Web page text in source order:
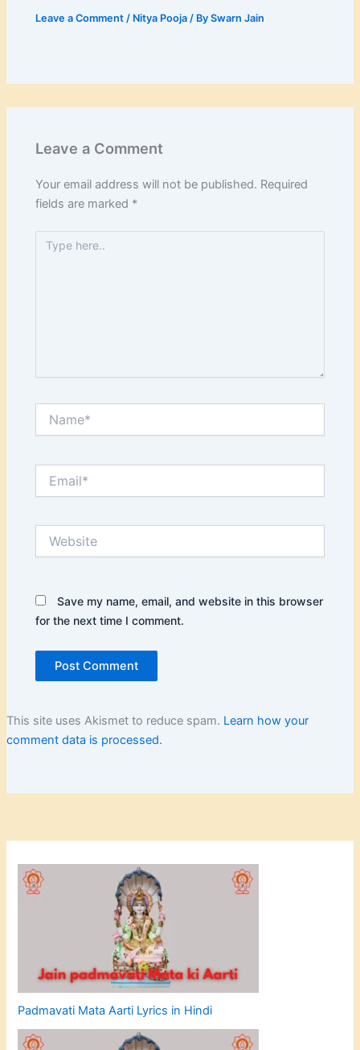
Leave a Comment / Nitya Pooja / BySwarn Jain
Leave a Comment
Your email address will not be published. Required
fields are marked *
here..
Save my name, email, and website in this browser
for the next time I comment.
This site uses Akismet to reduce spam. Learn how your
comment data is processed.
Padmavati Mata Aarti Lyrics in Hindi